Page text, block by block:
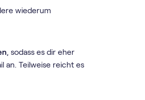
wiederum
, sodass es dir eher
an. Teilweise reicht es